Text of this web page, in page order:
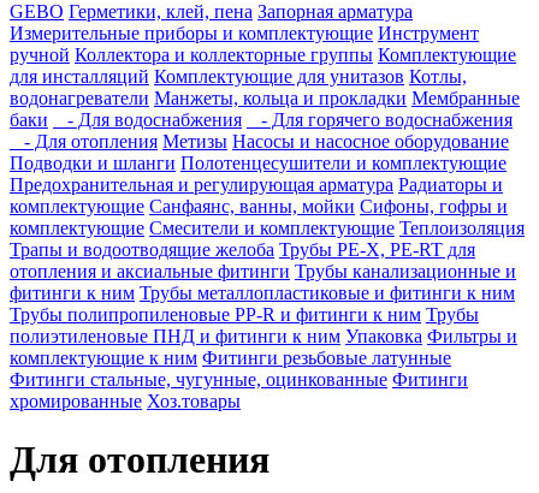
GEBO Герметики, клей, пена Запорная арматура
Измерительные приборы и комплектующие Инструмент
ручной Коллектора и коллекторные группы Комплектующие
для инсталляций Комплектующие для унитазов Котлы,
водонагреватели Манжеты, кольца и прокладки Мембранные
баки
- Для водоснабжения
- Для горячего водоснабжения
- Для отопления Метизы Насосы и насосное оборудование
Подводки и шланги Полотенцесушители и комплектующие
Предохранительная и регулирующая арматура Радиаторы и
комплектующие Санфаянс, ванны, мойки Сифоны, гофры и
комплектующие Смесители и комплектующие Теплоизоляция
Трапы и водоотводящие желоба Трубы PE-X, PE-RT для
отопления и аксиальные фитинги Трубы канализационные и
фитинги к ним Трубы металлопластиковые и фитинги к ним
Трубы полипропиленовые PP-R и фитинги к ним Трубы
полиэтиленовые ПНД и фитинги к ним Упаковка Фильтры и
комплектующие к ним Фитинги резьбовые латунные
Фитинги стальные, чугунные, оцинкованные Фитинги
хромированные Хоз.товары
Для отопления